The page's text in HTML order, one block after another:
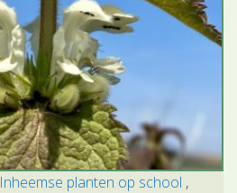
Inheemse planten op school